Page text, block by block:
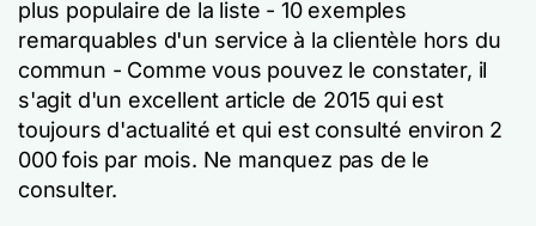
plus populaire de la liste - 10 exemples
remarquables d'un service à la clientèle hors du
commun - Comme vous pouvez le constater, il
s'agit d'un excellent article de 2015 qui est
toujours d'actualité et qui est consulté environ 2
000 fois par mois. Ne manquez pas de le
consulter.